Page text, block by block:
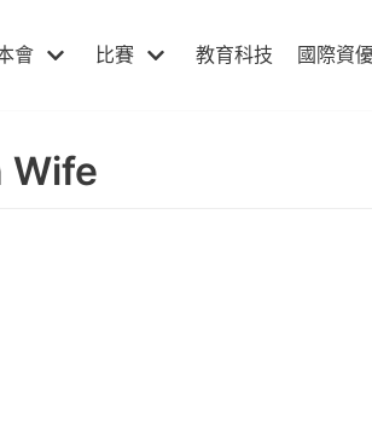
會 比賽 教育科技 國際資
Wife